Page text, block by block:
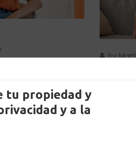
tu propiedad y
y a la
by